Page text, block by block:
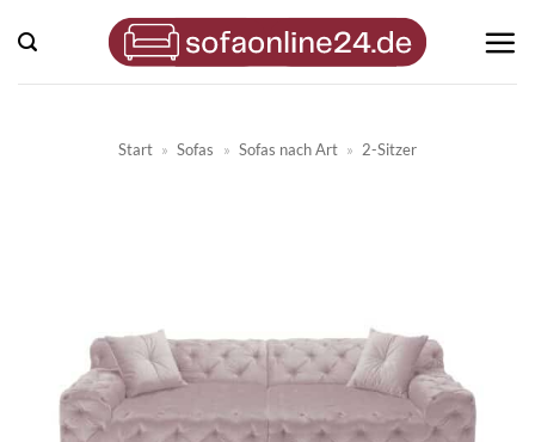
Inhalt
springen
Start » Sofas » Sofas nach Art » 2-Sitzer